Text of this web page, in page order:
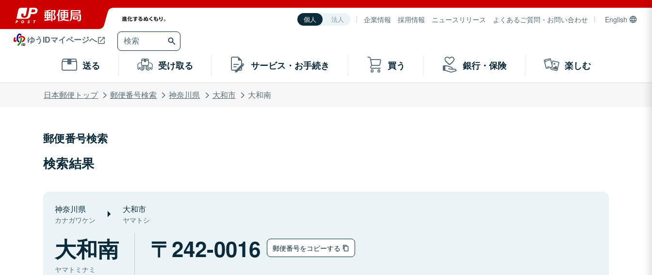
個人 法人 企業情報 採用情報 ニュースリリース よくあるご質問・お問い合わせ English
ゆうIDマイページへ
送る 受け取る サービス・お手続き 買う 銀行・保険 楽しむ
日本郵便トップ 郵便番号検索 神奈川県 大和市 大和南
郵便番号検索
検索結果
神奈川県
カナガワケン
大和市
ヤマトシ
大和南
ヤマトミナミ
242-0016 郵便番号をコピーする